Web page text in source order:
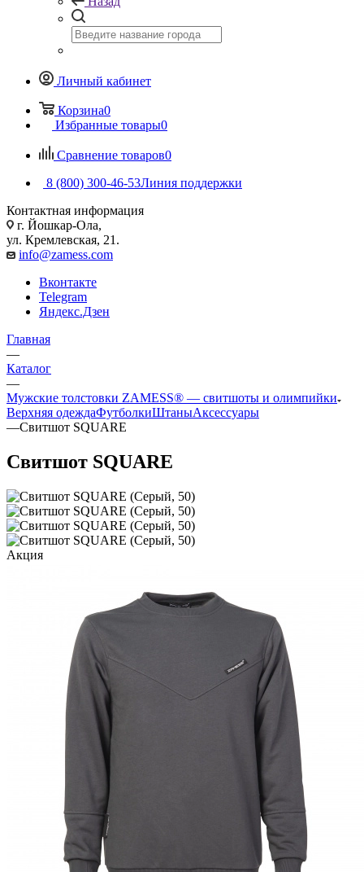
Личный кабинет
Корзина0
Избранные товары0
Сравнение товаров0
8 (800) 300-46-53Линия поддержки
Контактная информация
г. Йошкар-Ола,
ул. Кремлевская, 21.
info@zamess.com
Вконтакте
Telegram
Яндекс.Дзен
Главная
—
Каталог
—
Мужские толстовки ZAMESS® — свитшоты и олимпийки
Верхняя одеждаФутболкиШтаныАксессуары
—Свитшот SQUARE
Свитшот SQUARE
Акция